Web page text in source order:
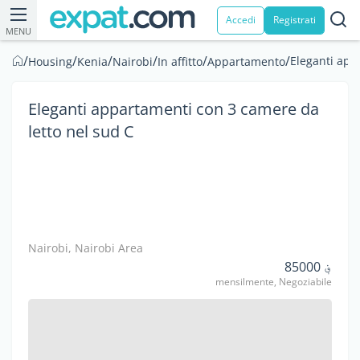
MENU
Accedi Registrati
/Housing/Kenia/Nairobi/In affitto/Appartamento/Eleganti
Eleganti appartamenti con 3 camere da
letto nel sud C
Nairobi, Nairobi Area
؋ 85000
mensilmente, Negoziabile